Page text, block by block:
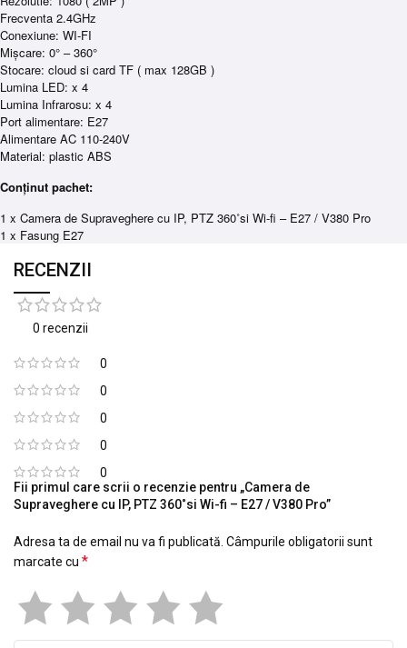
Frecventa 2.4GHz
Conexiune: WI-FI
Mișcare: 0° – 360°
Stocare: cloud si card TF ( max 128GB )
Lumina LED: x 4
Lumina Infrarosu: x 4
Port alimentare: E27
Alimentare AC 110-240V
Material: plastic ABS
Conținut pachet:
1 x Camera de Supraveghere cu IP, PTZ 360˚si Wi-fi – E27 / V380 Pro
1 x Fasung E27
RECENZII
0 recenzii
0
0
0
0
0
Fii primul care scrii o recenzie pentru „Camera de
Supraveghere cu IP, PTZ 360˚si Wi-fi – E27 / V380 Pro”
Adresa ta de email nu va fi publicată. Câmpurile obligatorii sunt
marcate cu *